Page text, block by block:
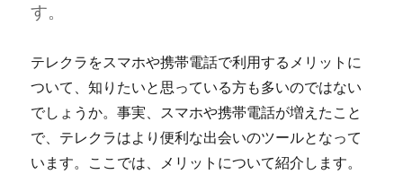
す。
テレクラをスマホや携帯電話で利用するメリットに
ついて、知りたいと思っている方も多いのではない
でしょうか。事実、スマホや携帯電話が増えたこと
で、テレクラはより便利な出会いのツールとなって
います。ここでは、メリットについて紹介します。